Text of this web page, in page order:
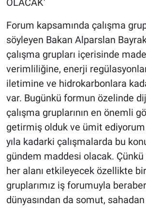
Forum kapsamında çalışma
söyleyen Bakan Alparslan
çalışma grupları içerisinde
verimliliğine, enerji
iletimine ve hidrokarbonlara
var. Bugünkü formun özelinde
çalışma gruplarının en önemli
getirmiş olduk ve ümit
yıla kadarki çalışmalarda bu
gündem maddesi olacak.
her alanı etkileyecek özellikte
gruplarımız iş forumuyla
dünyasından da somut,